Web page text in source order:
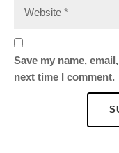
Save my name,
next time I comment.